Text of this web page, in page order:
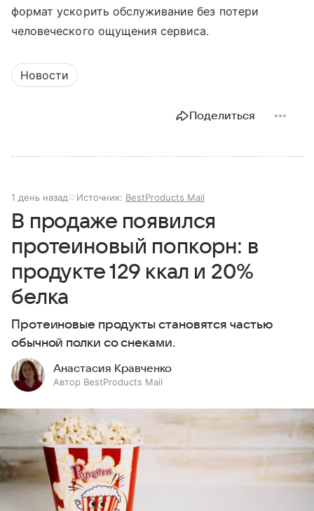
формат ускорить обслуживание без потери
человеческого ощущения сервиса.
Новости
Поделиться
1 день назад Источник: BestProducts Mail
В продаже появился
протеиновый попкорн: в
продукте 129 ккал и 20%
белка
Протеиновые продукты становятся частью
обычной полки со снеками.
Анастасия Кравченко
Автор BestProducts Mail